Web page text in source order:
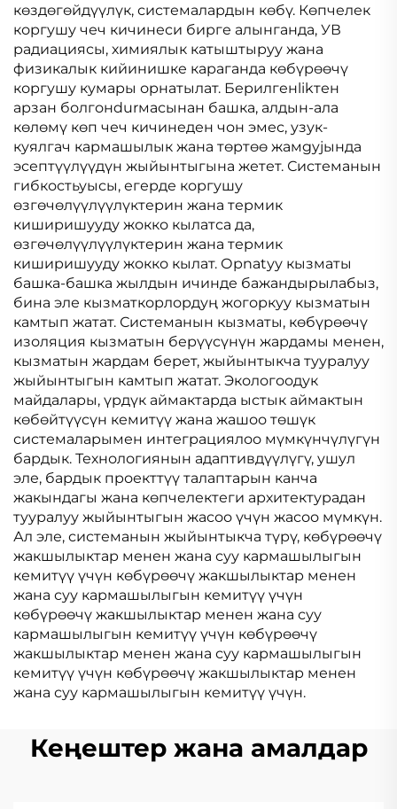
көздөгөйдүүлүк, системалардын көбү. Көпчелек
коргушу чеч кичинеси бирге алынганда, УВ
радиациясы, химиялык катыштыруу жана
физикалык кийинишке караганда көбүрөөчү
коргушу кумары орнатылат. Берилгенlikтен
арзан болгонdurмасынан башка, алдын-ала
көлөмү көп чеч кичинеден чон эмес, узук-
куялгач кармашылык жана төртөө жамgyjында
эсептүүлүүдүн жыйынтыгына жетет. Системанын
гибкостьуысы, егерде коргушу
өзгөчөлүүлүүлүктерин жана термик
киширишууду жокко кылатса да,
өзгөчөлүүлүүлүктерин жана термик
киширишууду жокко кылат. Орnatуу кызматы
башка-башка жылдын ичинде бажандырылабыз,
бина эле кызматкорлордуң жогоркуу кызматын
камтып жатат. Системанын кызматы, көбүрөөчү
изоляция кызматын берүүсүнүн жардамы менен,
кызматын жардам берет, жыйынтыкча тууралуу
жыйынтыгын камтып жатат. Экологоодук
майдалары, үрдүк аймактарда ыстык аймактын
көбөйтүүсүн кемитүү жана жашоо төшүк
системаларымен интеграциялоо мүмкүнчүлүгүн
бардык. Технологиянын адаптивдүүлүгү, ушул
эле, бардык проекттүү талаптарын канча
жакындагы жана көпчелектеги архитектурадан
тууралуу жыйынтыгын жасоо үчүн жасоо мүмкүн.
Ал эле, системанын жыйынтыкча түрү, көбүрөөчү
жакшылыктар менен жана суу кармашылыгын
кемитүү үчүн көбүрөөчү жакшылыктар менен
жана суу кармашылыгын кемитүү үчүн
көбүрөөчү жакшылыктар менен жана суу
кармашылыгын кемитүү үчүн көбүрөөчү
жакшылыктар менен жана суу кармашылыгын
кемитүү үчүн көбүрөөчү жакшылыктар менен
жана суу кармашылыгын кемитүү үчүн.
Кеңештер жана амалдар